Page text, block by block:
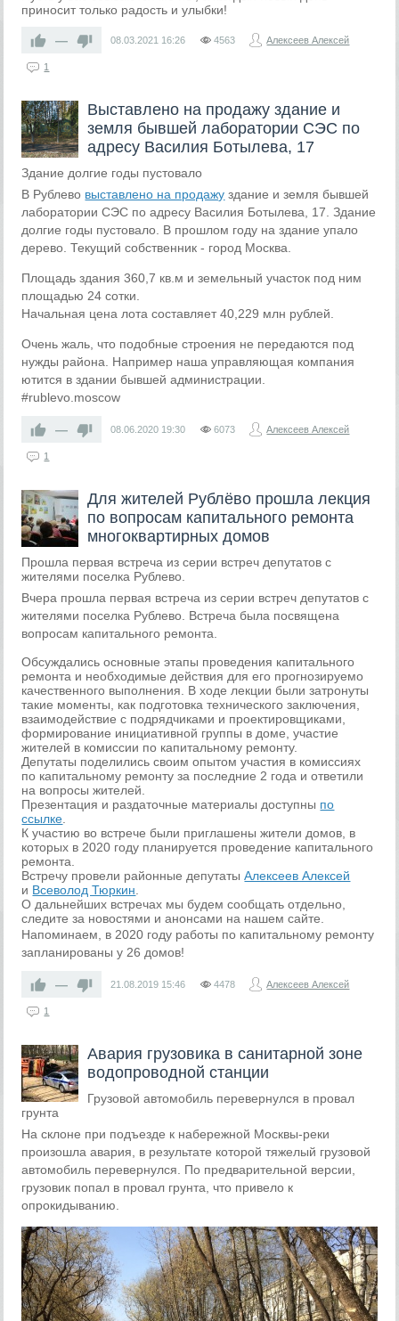
приносит только радость и улыбки!
— 08.03.2021 16:26 4563 Алексеев Алексей
1
Выставлено на продажу здание и
земля бывшей лаборатории СЭС по
адресу Василия Ботылева, 17
Здание долгие годы пустовало
В Рублево выставлено на продажу здание и земля бывшей
лаборатории СЭС по адресу Василия Ботылева, 17. Здание
долгие годы пустовало. В прошлом году на здание упало
дерево. Текущий собственник - город Москва.
Площадь здания 360,7 кв.м и земельный участок под ним
площадью 24 сотки.
Начальная цена лота составляет 40,229 млн рублей.
Очень жаль, что подобные строения не передаются под
нужды района. Например наша управляющая компания
ютится в здании бывшей администрации.
#rublevo.moscow
— 08.06.2020 19:30 6073 Алексеев Алексей
1
Для жителей Рублёво прошла лекция
по вопросам капитального ремонта
многоквартирных домов
Прошла первая встреча из серии встреч депутатов с
жителями поселка Рублево.
Вчера прошла первая встреча из серии встреч депутатов с
жителями поселка Рублево. Встреча была посвящена
вопросам капитального ремонта.
Обсуждались основные этапы проведения капитального
ремонта и необходимые действия для его прогнозируемо
качественного выполнения. В ходе лекции были затронуты
такие моменты, как подготовка технического заключения,
взаимодействие с подрядчиками и проектировщиками,
формирование инициативной группы в доме, участие
жителей в комиссии по капитальному ремонту.
Депутаты поделились своим опытом участия в комиссиях
по капитальному ремонту за последние 2 года и ответили
на вопросы жителей.
Презентация и раздаточные материалы доступны по
ссылке
К участию во встрече были приглашены жители домов, в
которых в 2020 году планируется проведение капитального
ремонта.
Встречу провели районные депутатыАлексеев Алексей
и Всеволод Тюркин
О дальнейших встречах мы будем сообщать отдельно,
следите за новостями и анонсами на нашем сайте.
Напоминаем, в 2020 году работы по капитальному ремонту
запланированы у 26 домов!
— 21.08.2019 15:46 4478 Алексеев Алексей
1
Авария грузовика в санитарной зоне
водопроводной станции
Грузовой автомобиль перевернулся в провал
грунта
На склоне при подъезде к набережной Москвы-реки
произошла авария, в результате которой тяжелый грузовой
автомобиль перевернулся. По предварительной версии,
грузовик попал в провал грунта, что привело к
опрокидыванию.